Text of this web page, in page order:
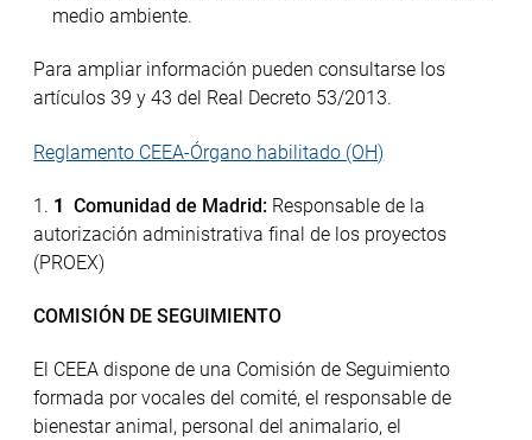
medio ambiente.
Para ampliar información pueden consultarse los
artículos 39 y 43 del Real Decreto 53/2013.
Reglamento CEEA-Órgano habilitado (OH)
Comunidad de Madrid: Responsable de la
autorización administrativa final de los proyectos
(PROEX)
COMISIÓN DE SEGUIMIENTO
El CEEA dispone de una Comisión de Seguimiento
formada por vocales del comité, el responsable de
bienestar animal, personal del animalario, el